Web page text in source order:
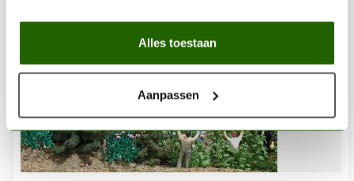
Alles toestaan
Aanpassen